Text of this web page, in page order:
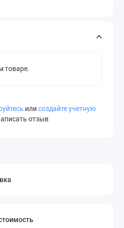
товаре.
или создайте учетную
отзыв